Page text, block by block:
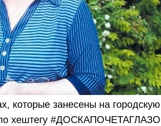
которые занесены на
хештегу